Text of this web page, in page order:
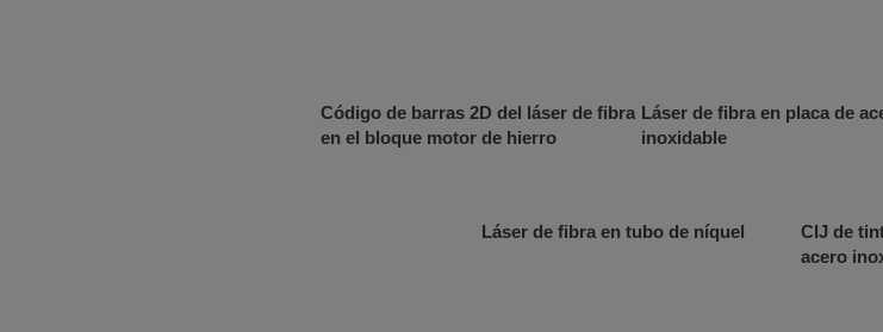
Código de barras 2D del láser de fibra
en el bloque motor de hierro
Láser de fibra en placa de
inoxidable
Láser de fibra en tubo de níquel
CIJ de
acero